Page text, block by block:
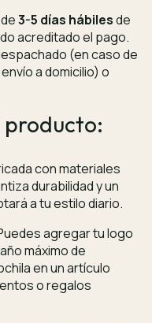
3-5 días hábilesde
acreditado el pago.
(en caso de
a domicilio) o
con materiales
durabilidad y un
a tu estilo diario.
agregar tu logo
máximo de
en un artículo
o regalos